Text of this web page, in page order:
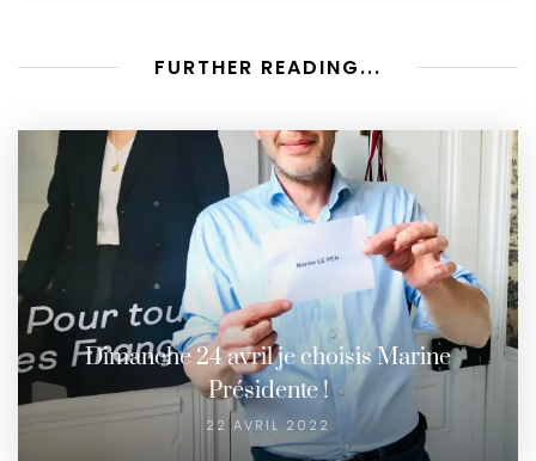
FURTHER READING...
Dimanche 24 avril je choisis Marine
Présidente !
22 AVRIL 2022